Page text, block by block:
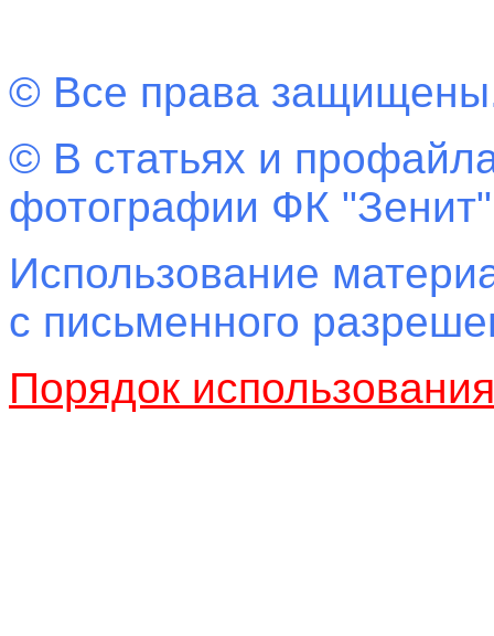
© Все права
© В статьях и
фотографии ФК
Использование
с письменного
Порядок